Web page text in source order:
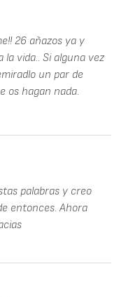
26 añazos ya y
vida.. Si alguna vez
un par de
os hagan nada.
palabras y creo
entonces. Ahora